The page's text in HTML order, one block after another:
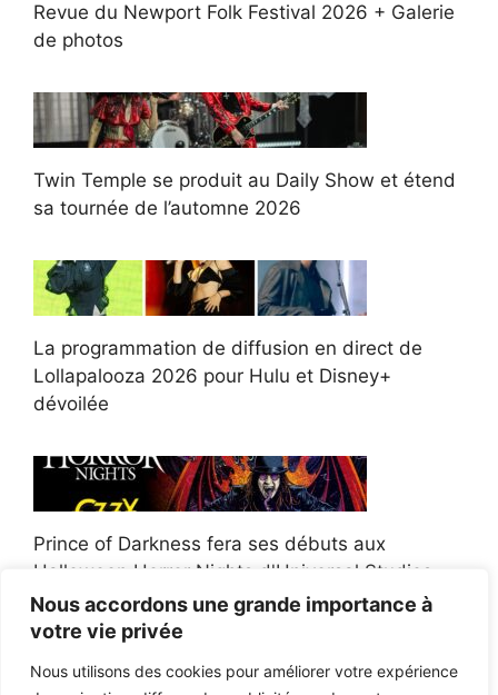
Nous accordons une grande importance à
votre vie privée
Nous utilisons des cookies pour améliorer votre expérience
Revue du Newport Folk Festival 2026 + Galerie
de photos
Twin Temple se produit au Daily Show et étend
sa tournée de l’automne 2026
La programmation de diffusion en direct de
Lollapalooza 2026 pour Hulu et Disney+
dévoilée
Prince of Darkness fera ses débuts aux
Halloween Horror Nights d'Universal Studios